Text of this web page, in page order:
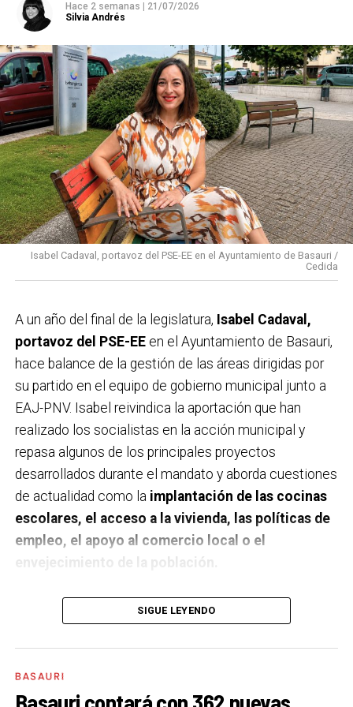
Hace 2 semanas | 21/07/2026
Silvia Andrés
Isabel Cadaval, portavoz del PSE-EE en el Ayuntamiento de Basauri /
Cedida
A un año del final de la legislatura, Isabel Cadaval,
portavoz del PSE-EEen el Ayuntamiento de Basauri,
hace balance de la gestión de las áreas dirigidas por
su partido en el equipo de gobierno municipal junto a
EAJ-PNV. Isabel reivindica la aportación que han
realizado los socialistas en la acción municipal y
repasa algunos de los principales proyectos
desarrollados durante el mandato y aborda cuestiones
de actualidad como la implantación de las cocinas
escolares, el acceso a la vivienda, las políticas de
empleo, el apoyo al comercio local o el
envejecimiento de la población.
A un año de acabar la legislatura, ¿qué balance
haces de la gestión del PSE en tus áreas dentro
del equipo de gobierno y qué proyectos
SIGUE LEYENDO
BASAURI